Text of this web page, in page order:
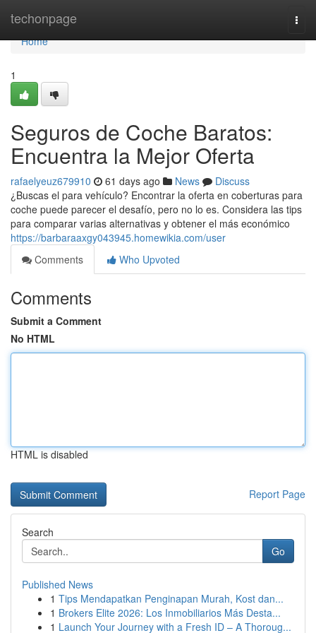
techonpage
Home
Home
1
Seguros de Coche Baratos:
Encuentra la Mejor Oferta
rafaelyeuz679910 61 days ago News
Discuss
¿Buscas el para vehículo? Encontrar la oferta en coberturas para
coche puede parecer el desafío, pero no lo es. Considera las tips
para comparar varias alternativas y obtener el más económico
https://barbaraaxgy043945.homewikia.com/user
Comments
Who Upvoted
Comments
Submit a Comment
No HTML
HTML is disabled
Report Page
Search
Go
Published News
1 Tips Mendapatkan Penginapan Murah, Kost dan...
1 Brokers Elite 2026: Los Inmobiliarios Más Desta...
1 Launch Your Journey with a Fresh ID – A Thoroug...